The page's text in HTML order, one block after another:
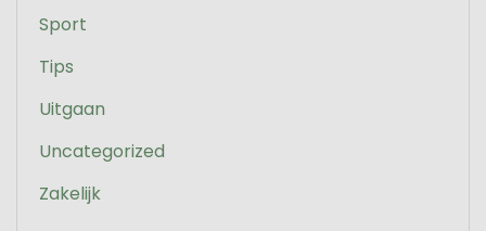
Sport
Tips
Uitgaan
Uncategorized
Zakelijk